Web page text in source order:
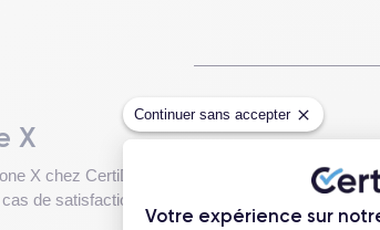
Continuer sans accepter
Votre expérience sur
X
X chez CertiDeal est une excellente manière
de satisfaction, un paiement direct sur votre